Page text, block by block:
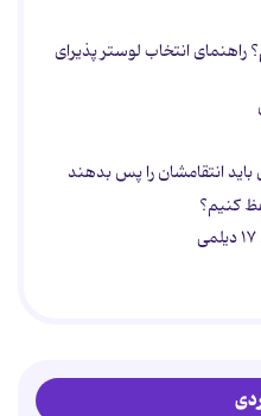
راهنمای انتخاب لوستر پذیرای
کنیم؟